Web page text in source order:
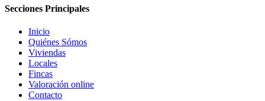
Secciones Principales
Inicio
Quiénes Sómos
Viviendas
Locales
Fincas
Valoración online
Contacto